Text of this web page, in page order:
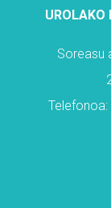
UROLAKO
Soreasu